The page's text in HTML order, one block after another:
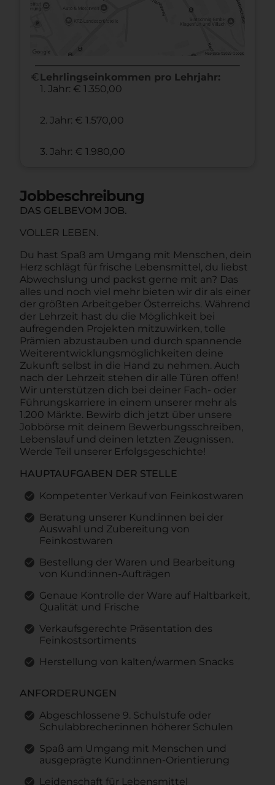
euro Lehrlingseinkommen pro Lehrjahr:
1. Jahr: € 1.350,00
2. Jahr: € 1.570,00
3. Jahr: € 1.980,00
Jobbeschreibung
DAS GELBEVOM JOB.
VOLLER LEBEN.
Du hast Spaß am Umgang mit Menschen, dein
Herz schlägt für frische Lebensmittel, du liebst
Abwechslung und packst gerne mit an? Das
alles und noch viel mehr bieten wir dir als einer
der größten Arbeitgeber Österreichs. Während
der Lehrzeit hast du die Möglichkeit bei
aufregenden Projekten mitzuwirken, tolle
Prämien abzustauben und durch spannende
Weiterentwicklungsmöglichkeiten deine
Zukunft selbst in die Hand zu nehmen. Auch
nach der Lehrzeit stehen dir alle Türen offen!
Wir unterstützen dich bei deiner Fach- oder
Führungskarriere in einem unserer mehr als
1.200 Märkte. Bewirb dich jetzt über unsere
Jobbörse mit deinem Bewerbungsschreiben,
Lebenslauf und deinen letzten Zeugnissen.
Werde Teil unserer Erfolgsgeschichte!
HAUPTAUFGABEN DER STELLE
Kompetenter Verkauf von Feinkostwaren
Beratung unserer Kund:innen bei der
Auswahl und Zubereitung von
Feinkostwaren
Bestellung der Waren und Bearbeitung
von Kund:innen-Aufträgen
Genaue Kontrolle der Ware auf Haltbarkeit,
Qualität und Frische
Verkaufsgerechte Präsentation des
Feinkostsortiments
Herstellung von kalten/warmen Snacks
ANFORDERUNGEN
Abgeschlossene 9. Schulstufe oder
Schulabbrecher:innen höherer Schulen
Spaß am Umgang mit Menschen und
ausgeprägte Kund:innen-Orientierung
Leidenschaft für Lebensmittel